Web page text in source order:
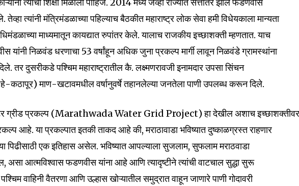
तेव्हा त्यांनी मंत्रिमंडळाच्या पहिल्याच बैठकीत महाराष्ट्र लोक सेवा हमी विधेयकाला मान्यता
माध्यमातून कायद्यात रुपांतर केले. यालाच राजकीय इच्छाशक्ती म्हणतात. याच
यांनी निळवंड धरणाचा 53 वर्षांहून अधिक जुना प्रकल्प मार्गी लावून निळवंडे ग्रामस्थांना
तर दुसरीकडे पश्चिम महाराष्ट्रातील कै. लक्ष्मणरावजी इनामदार उपसा सिंचन
कठापूर) माण-खटावमधील वर्षानुवर्षे तहानलेल्या जनतेला पाणी उपलब्ध करून दिले.
ग्रीड प्रकल्प (Marathwada Water Grid Project) हा देखील अशाच इच्छाशक्तीवर
आहे. या प्रकल्पात इतकी ताकद आहे की, मराठावाडा भविष्यात दुष्काळग्रस्त राहणार
पिढीसाठी एक इतिहास असेल. भविष्यात आपल्याला सुजलाम, सुफलाम मराठवाडा
असा आत्मविश्वास फडणवीस यांना आहे आणि त्यादृष्टीने त्यांची वाटचाल सुद्धा सुरू
वाहिनी वैतरणा आणि उल्हास खोऱ्यातील समुद्रात वाहून जाणारे पाणी गोदावरी